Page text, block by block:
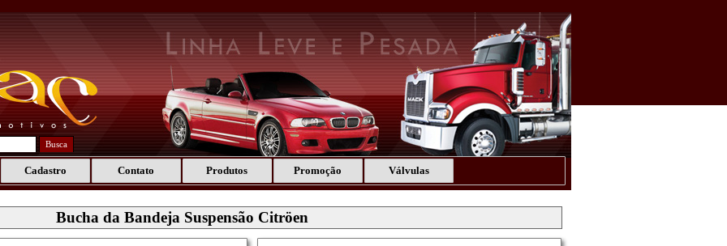
Busca
Cadastro Contato Produtos Promoção Válvulas
Bucha da Bandeja Suspensão Citröen